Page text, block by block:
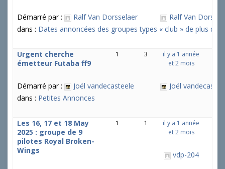
Démarré par :
Ralf Van Dorsselaer
dans : Dates annoncées des groupes types « club » de plus de
Ralf Van
Urgent cherche
émetteur Futaba ff9
Démarré par :
Joël vandecasteele
dans : Petites Annonces
1 3
il y a 1 année
et 2 mois
Joël
Les 16, 17 et 18 May
2025 : groupe de 9
pilotes Royal Broken-
Wings
1 1
il y a 1 année
et 2 mois
vdp-204